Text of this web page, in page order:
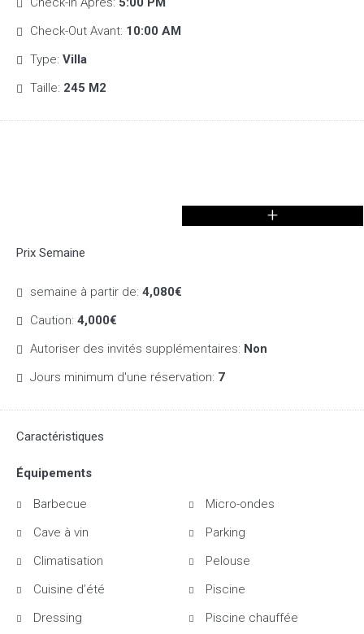
Check-Out Avant: 10:00 AM
Type: Villa
Taille: 245 M2
+
Prix Semaine
semaine à partir de: 4,080€
Caution: 4,000€
Autoriser des invités supplémentaires: Non
Jours minimum d'une réservation: 7
Caractéristiques
Équipements
Barbecue
Cave à vin
Climatisation
Cuisine d’été
Dressing
Micro-ondes
Parking
Pelouse
Piscine
Piscine chauffée